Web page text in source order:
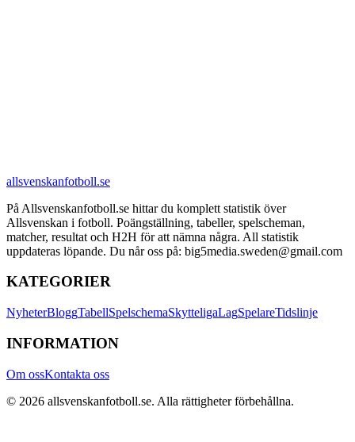
allsvenskanfotboll.se
På Allsvenskanfotboll.se hittar du komplett statistik över
Allsvenskan i fotboll. Poängställning, tabeller, spelscheman,
matcher, resultat och H2H för att nämna några. All statistik
uppdateras löpande. Du når oss på: big5media.sweden@gmail.com
KATEGORIER
NyheterBloggTabellSpelschemaSkytteligaLagSpelareTidslinje
INFORMATION
Om ossKontakta oss
© 2026 allsvenskanfotboll.se. Alla rättigheter förbehållna.